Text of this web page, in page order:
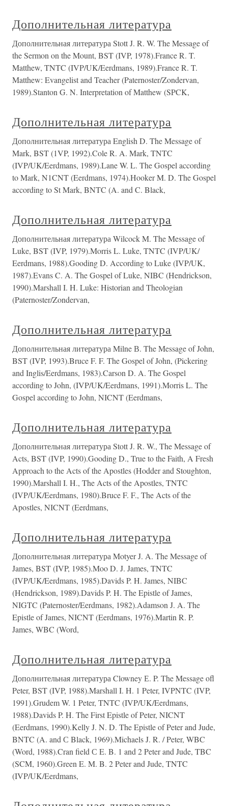
Дополнительная литература
Дополнительная литература Stott J. R. W. The Message of
the Sermon on the Mount, BST (IVP, 1978).France R. T.
Matthew, TNTC (IVP/UK/Eerdmans, 1989).France R. T.
Matthew: Evangelist and Teacher (Paternoster/Zondervan,
1989).Stanton G. N. Interpretation of Matthew (SPCK,
Дополнительная литература
Дополнительная литература English D. The Message of
Mark, BST (1VP, 1992).Cole R. A. Mark, TNTC
(IVP/UK/Eerdmans, 1989).Lane W. L. The Gospel according
to Mark, N1CNT (Eerdmans, 1974).Hooker M. D. The Gospel
according to St Mark, BNTC (A. and C. Black,
Дополнительная литература
Дополнительная литература Wilcock M. The Message of
Luke, BST (IVP, 1979).Morris L. Luke, TNTC (IVP/UK/
Eerdmans, 1988).Gooding D. According to Luke (IVP/UK,
1987).Evans C. A. The Gospel of Luke, NIBC (Hendrickson,
1990).Marshall I. H. Luke: Historian and Theologian
(Paternoster/Zondervan,
Дополнительная литература
Дополнительная литература Milne В. The Message of John,
BST (IVP, 1993).Bruce F. F. The Gospel of John, (Pickering
and Inglis/Eerdmans, 1983).Carson D. A. The Gospel
according to John, (IVP/UK/Eerdmans, 1991).Morris L. The
Gospel according to John, NICNT (Eerdmans,
Дополнительная литература
Дополнительная литература Stott J. R. W., The Message of
Acts, BST (IVP, 1990).Gooding D., True to the Faith, A Fresh
Approach to the Acts of the Apostles (Hodder and Stoughton,
1990).Marshall I. H., The Acts of the Apostles, TNTC
(IVP/UK/Eerdmans, 1980).Bruce F. F., The Acts of the
Apostles, NICNT (Eerdmans,
Дополнительная литература
Дополнительная литература Motyer J. A. The Message of
James, BST (IVP, 1985).Moo D. J. James, TNTC
(IVP/UK/Eerdmans, 1985).Davids P. H. James, NIBC
(Hendrickson, 1989).Davids P. H. The Epistle of James,
NIGTC (Paternoster/Eerdmans, 1982).Adamson J. A. The
Epistle of James, NICNT (Eerdmans, 1976).Martin R. P.
James, WBC (Word,
Дополнительная литература
Дополнительная литература Clowney Е. P. The Message ofl
Peter, BST (IVP, 1988).Marshall I. H. 1 Peter, IVPNTC (IVP,
1991).Grudem W. 1 Peter, TNTC (IVP/UK/Eerdmans,
1988).Davids P. H. The First Epistle of Peter, NICNT
(Eerdmans, 1990).Kelly J. N. D. The Epistle of Peter and Jude,
BNTC (A. and С Black, 1969).Michaels J. R. / Peter, WBC
(Word, 1988).Cran field С E. B. 1 and 2 Peter and Jude, TBC
(SCM, 1960).Green E. M. B. 2 Peter and Jude, TNTC
(IVP/UK/Eerdmans,